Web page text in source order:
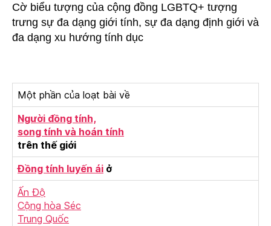
Cờ biểu tượng của cộng đồng LGBTQ+ tượng
trưng sự đa dạng giới tính, sự đa dạng định giới và
đa dạng xu hướng tính dục
Một phần của loạt bài về
Người đồng tính,
song tính và hoán tính
trên thế giới
Đồng tính luyến ái ở
Ấn Độ
Cộng hòa Séc
Trung Quốc